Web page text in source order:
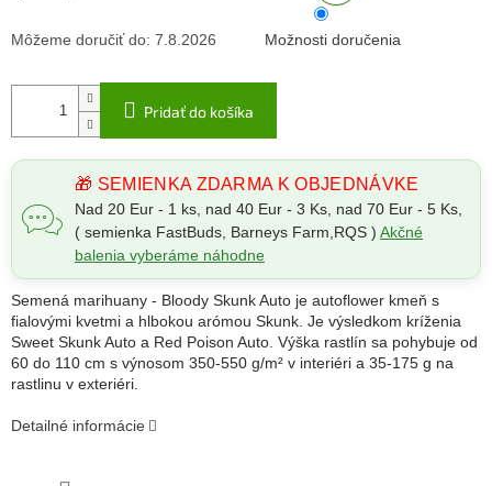
Môžeme doručiť do: 7.8.2026 Možnosti doručenia
Pridať do košíka
🎁 SEMIENKA ZDARMA K OBJEDNÁVKE
Nad 20 Eur - 1 ks, nad 40 Eur - 3 Ks, nad 70 Eur - 5 Ks,
( semienka FastBuds, Barneys Farm,RQS ) Akčné
balenia vyberáme náhodne
Semená marihuany - Bloody Skunk Auto je autoflower kmeň s
fialovými kvetmi a hlbokou arómou Skunk. Je výsledkom kríženia
Sweet Skunk Auto a Red Poison Auto. Výška rastlín sa pohybuje od
60 do 110 cm s výnosom 350-550 g/m² v interiéri a 35-175 g na
rastlinu v exteriéri.
Detailné informácie